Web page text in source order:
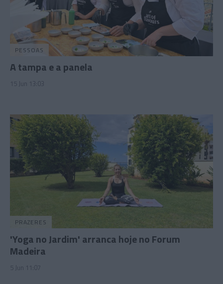
PESSOAS
A tampa e a panela
15 Jun 13:03
PRAZERES
'Yoga no Jardim' arranca hoje no Forum
Madeira
5 Jun 11:07